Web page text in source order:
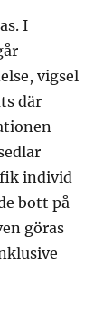
I
vigsel
där
individ
bott på
göras